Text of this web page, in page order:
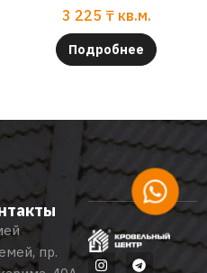
3 225 ₸ кв.м.
Подробнее
пр.